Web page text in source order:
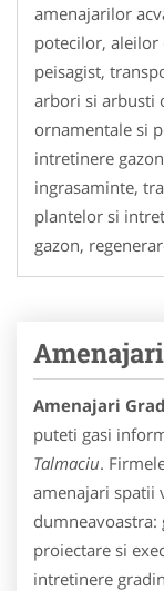
amenajarilor
potecilor, aleilor
peisagist,
arbori si arbusti
ornamentale si
intretinere
ingrasaminte,
plantelor si
gazon,
Amenajari
puteti gasi
Talmaciu.
amenajari spatii
dumneavoastra:
proiectare si
intretinere